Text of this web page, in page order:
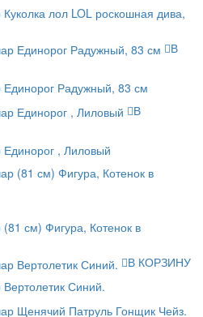
лол LOL роскошная дива,
В
Радужный, 83 см
В
, Лиловый
см) Фигура, Котенок в
В КОРЗИНУ
Синий.